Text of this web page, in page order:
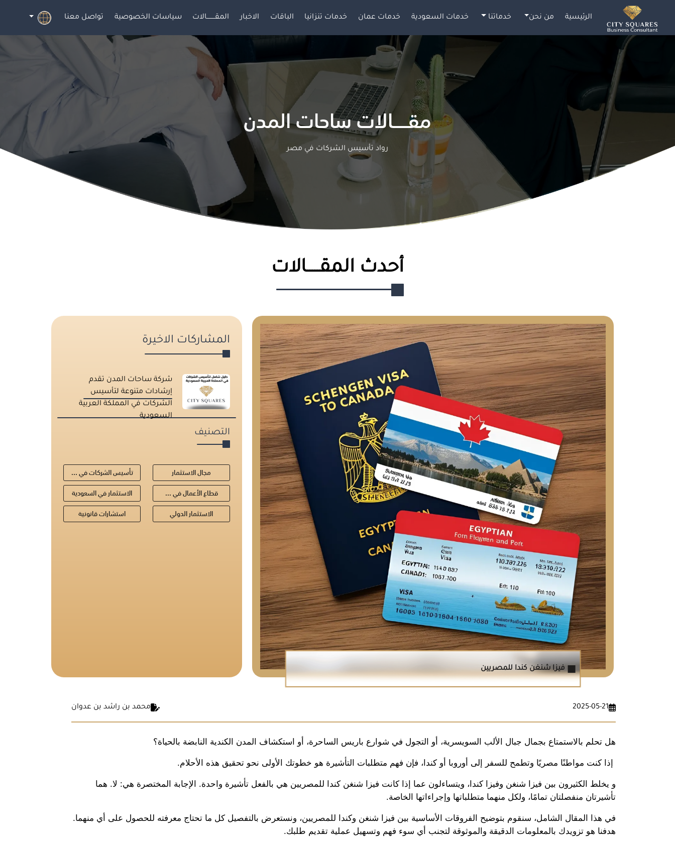
الرئيسية من نحن خدماتنا خدمات السعودية خدمات عمان خدمات تنزانيا الباقات الاخبار المقــــــــالات سياسات الخصوصية تواصل معنا
مقـــــالات ساحات المدن
رواد تأسيس الشركات في مصر
أحدث المقـــــالات
فيزا شنغن كندا للمصريين
المشاركات الاخيرة
شركة ساحات المدن تقدم
إرشادات متنوعة لتأسيس
الشركات في المملكة العربية
السعودية
التصنيف
مجال الاستثمار
تأسيس الشركات في ...
قطاع الأعمال في ...
الاستثمار في السعودية
الاستثمار الدولي
استشارات قانونية
2025-05-21 محمد بن راشد بن عدوان
هل تحلم بالاستمتاع بجمال جبال الألب السويسرية، أو التجول في شوارع باريس الساحرة، أو استكشاف المدن الكندية النابضة بالحياة؟
إذا كنت مواطنًا مصريًا وتطمح للسفر إلى أوروبا أو كندا، فإن فهم متطلبات التأشيرة هو خطوتك الأولى نحو تحقيق هذه الأحلام.
تأشيرتان منفصلتان تمامًا، ولكل منهما متطلباتها وإجراءاتها الخاصة.
هدفنا هو تزويدك بالمعلومات الدقيقة والموثوقة لتجنب أي سوء فهم وتسهيل عملية تقديم طلبك.